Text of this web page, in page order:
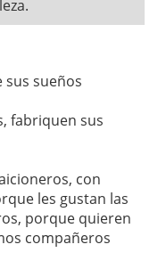
sus sueños
fabriquen sus
con
les gustan las
porque quieren
compañeros